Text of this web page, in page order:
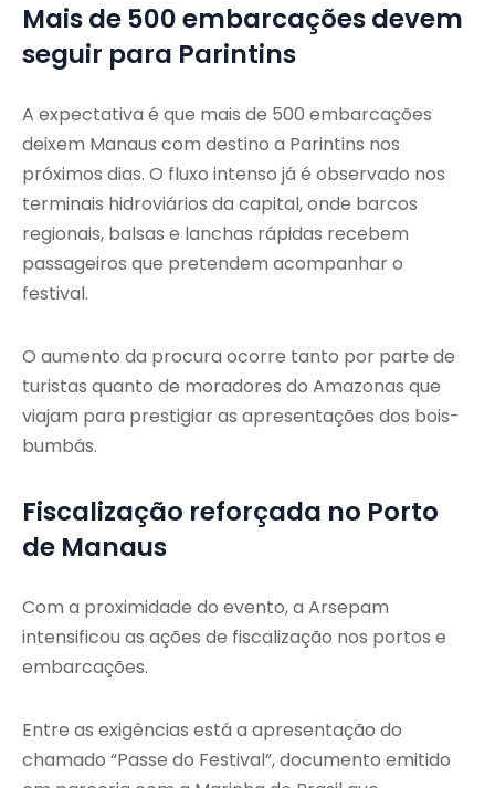
Mais de 500 embarcações devem
seguir para Parintins
A expectativa é que mais de 500 embarcações
deixem Manaus com destino a Parintins nos
próximos dias. O fluxo intenso já é observado nos
terminais hidroviários da capital, onde barcos
regionais, balsas e lanchas rápidas recebem
passageiros que pretendem acompanhar o
festival.
O aumento da procura ocorre tanto por parte de
turistas quanto de moradores do Amazonas que
viajam para prestigiar as apresentações dos bois-
bumbás.
Fiscalização reforçada no Porto
de Manaus
Com a proximidade do evento, a Arsepam
intensificou as ações de fiscalização nos portos e
embarcações.
Entre as exigências está a apresentação do
chamado “Passe do Festival”, documento emitido